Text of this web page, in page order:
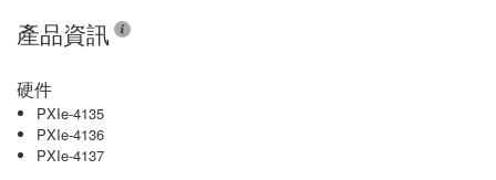
產品資訊
硬件
PXIe-4135
PXIe-4136
PXIe-4137